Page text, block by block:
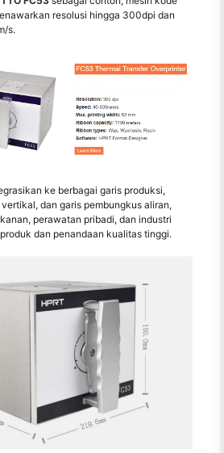
resolusi hingga 300dpi dan
s.
ke berbagai garis produksi,
dan garis pembungkus aliran,
perawatan pribadi, dan industri
dan penandaan kualitas tinggi.